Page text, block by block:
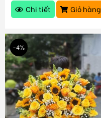
Chi tiết
Giỏ hàng
-4%